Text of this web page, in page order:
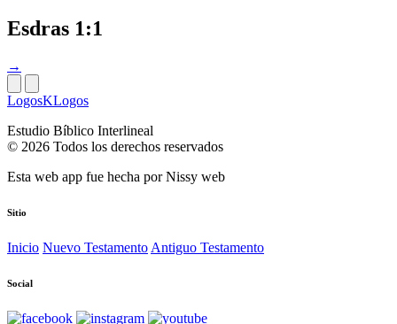
Esdras 1:1
→
LogosKLogos
Estudio Bíblico Interlineal
© 2026 Todos los derechos reservados
Esta web app fue hecha porNissy web
Sitio
Inicio Nuevo Testamento Antiguo Testamento
Social